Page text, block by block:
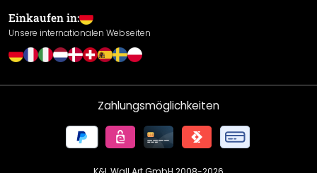
Cookie Einstellungen
Einkaufen in:
Unsere internationalen Webseiten
Zahlungsmöglichkeiten